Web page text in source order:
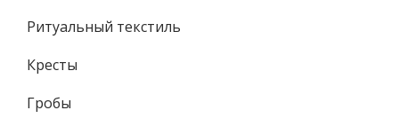
Ритуальный текстиль
Кресты
Гробы